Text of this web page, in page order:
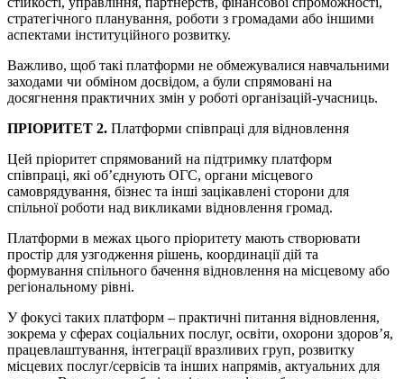
стратегічного планування, роботи з громадами або іншими
аспектами інституційного розвитку.
Важливо, щоб такі платформи не обмежувалися навчальними
заходами чи обміном досвідом, а були спрямовані на
досягнення практичних змін у роботі організацій-учасниць.
ПРІОРИТЕТ 2. Платформи співпраці для відновлення
Цей пріоритет спрямований на підтримку платформ
співпраці, які об’єднують ОГС, органи місцевого
самоврядування, бізнес та інші зацікавлені сторони для
спільної роботи над викликами відновлення громад.
Платформи в межах цього пріоритету мають створювати
простір для узгодження рішень, координації дій та
формування спільного бачення відновлення на місцевому або
регіональному рівні.
У фокусі таких платформ – практичні питання відновлення,
зокрема у сферах соціальних послуг, освіти, охорони здоров’я,
працевлаштування, інтеграції вразливих груп, розвитку
місцевих послуг/сервісів та інших напрямів, актуальних для